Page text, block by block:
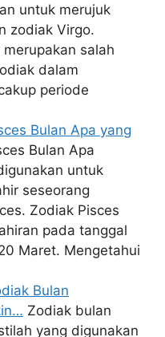
untuk merujuk
zodiak Virgo.
salah
dalam
periode
Bulan Apa yang
Bulan Apa
untuk
seseorang
Zodiak Pisces
pada tanggal
Maret. Mengetahui
Bulan
Zodiak bulan
yang digunakan